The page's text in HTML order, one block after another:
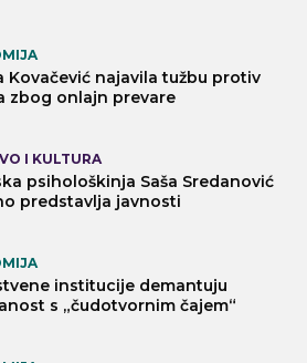
Kovačević najavila tužbu protiv
zbog onlajn prevare
I KULTURA
psihološkinja Saša Sredanović
predstavlja javnosti
institucije demantuju
s „čudotvornim čajem“